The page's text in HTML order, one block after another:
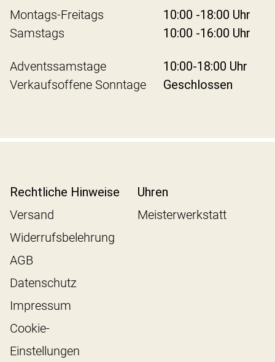
Montags-Freitags
10:00 -18:00 Uhr
Samstags
10:00 -16:00 Uhr
Adventssamstage
10:00-18:00 Uhr
Verkaufsoffene Sonntage
Geschlossen
Rechtliche Hinweise
Versand
Widerrufsbelehrung
AGB
Datenschutz
Impressum
Cookie-
Einstellungen
Uhren
Meisterwerkstatt